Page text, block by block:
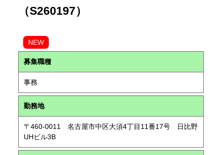
（S260197）
NEW
募集職種
事務
勤務地
〒460-0011 名古屋市中区大須4丁目11番17号 日比野
UHビル3B